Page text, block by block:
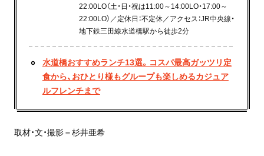
22:00LO（土・日・祝は11:00～14:00LO・17:00～
22:00LO）／定休日：不定休／アクセス：JR中央線・
地下鉄三田線水道橋駅から徒歩2分
水道橋おすすめランチ13選。コスパ最高ガッツリ定
食から、おひとり様もグループも楽しめるカジュア
ルフレンチまで
取材・文・撮影＝杉井亜希